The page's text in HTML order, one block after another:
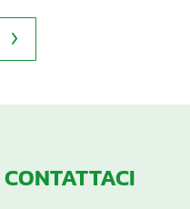
CONTATTACI